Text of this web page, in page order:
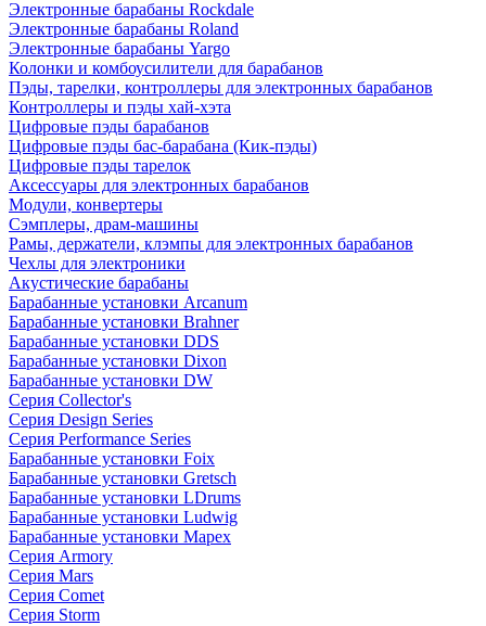
Электронные барабаны Rockdale
Электронные барабаны Roland
Электронные барабаны Yargo
Колонки и комбоусилители для барабанов
Пэды, тарелки, контроллеры для электронных барабанов
Контроллеры и пэды хай-хэта
Цифровые пэды барабанов
Цифровые пэды бас-барабана (Кик-пэды)
Цифровые пэды тарелок
Аксессуары для электронных барабанов
Модули, конвертеры
Сэмплеры, драм-машины
Рамы, держатели, клэмпы для электронных барабанов
Чехлы для электроники
Акустические барабаны
Барабанные установки Arcanum
Барабанные установки Brahner
Барабанные установки DDS
Барабанные установки Dixon
Барабанные установки DW
Серия Collector's
Серия Design Series
Серия Performance Series
Барабанные установки Foix
Барабанные установки Gretsch
Барабанные установки LDrums
Барабанные установки Ludwig
Барабанные установки Mapex
Серия Armory
Серия Mars
Серия Comet
Серия Storm